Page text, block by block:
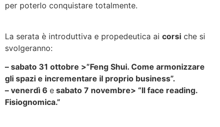
per poterlo conquistare totalmente.
La serata è introduttiva e propedeutica ai corsi che si
svolgeranno:
– sabato 31 ottobre >”Feng Shui. Come armonizzare
gli spazi e incrementare il proprio business”.
– venerdì 6 e sabato 7 novembre> “Il face reading.
Fisiognomica.”